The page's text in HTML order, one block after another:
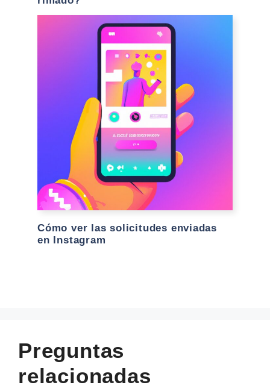
Cómo ver las solicitudes enviadas
en Instagram
Preguntas
relacionadas